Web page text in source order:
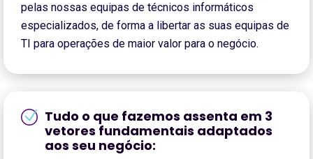
pelas nossas equipas de técnicos informáticos
especializados, de forma a libertar as suas equipas de
TI para operações de maior valor para o negócio.
Tudo o que fazemos assenta em 3
vetores fundamentais adaptados
aos seu negócio: